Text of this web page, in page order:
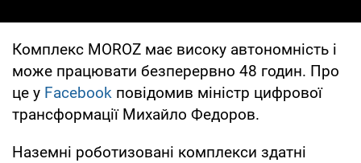
Комплекс MOROZ має високу автономність і
може працювати безперервно 48 годин. Про
це у Facebook повідомив міністр цифрової
трансформації Михайло Федоров.
Наземні роботизовані комплекси здатні